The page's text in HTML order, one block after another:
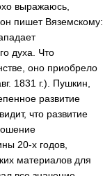
выражаюсь,
пишет Вяземскому:
духа. Что
оно приобрело
1831 г.). Пушкин,
развитие
что развитие
20-х годов,
материалов для